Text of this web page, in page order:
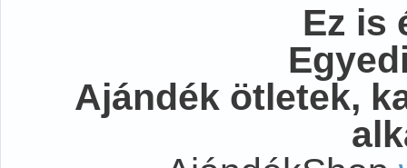
Ez is
Ajándék ötletek,